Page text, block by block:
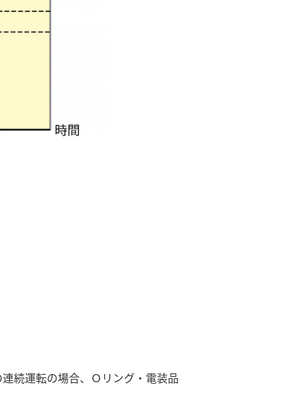
続運転の場合、Ｏリング・電装品